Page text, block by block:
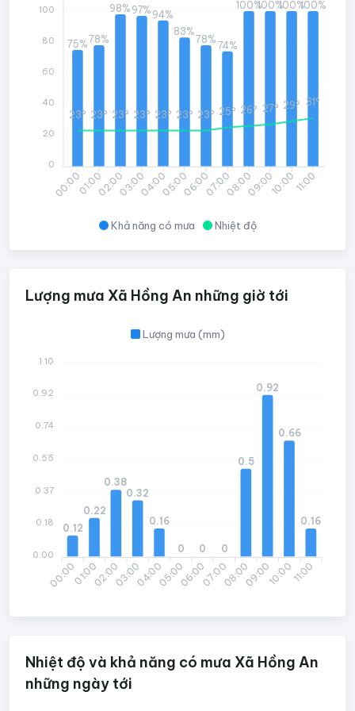
Khả năng có mưa Nhiệt độ
00:0001:0002:0003:0004:0005:0006:0007:0008:0009:0010:0011:00
75%78%
98%97%94%
83%
78%
74%
100%100%100%100%
23° 23° 23° 23° 23° 23° 23° 25° 26° 27° 29° 31°
100
80
60
40
20
0
Lượng mưa Xã Hồng An những giờ tới
Lượng mưa (mm)
00:0001:0002:0003:0004:0005:0006:0007:0008:0009:0010:0011:00
0.12
0.22
0.38
0.32
0.16
0 0 0
0.5
0.92
0.66
0.16
1.10
0.92
0.74
0.55
0.37
0.18
0.00
Nhiệt độ và khả năng có mưa Xã Hồng An
những ngày tới